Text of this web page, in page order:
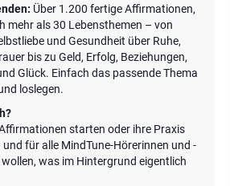
Über 1.200 fertige Affirmationen,
mehr als 30 Lebensthemen – von
und Gesundheit über Ruhe,
bis zu Geld, Erfolg, Beziehungen,
Glück. Einfach das passende Thema
loslegen.
starten oder ihre Praxis
für alle MindTune-Hörerinnen und -
wollen, was im Hintergrund eigentlich